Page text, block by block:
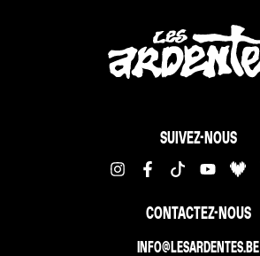
SUIVEZ-NOUS
CONTACTEZ-NOUS
INFO@LESARDENTES.BE